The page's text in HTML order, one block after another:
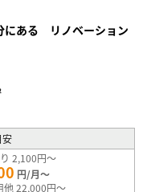
にある リノベーション
安
2,100円～
円/月～
他 22,000円～